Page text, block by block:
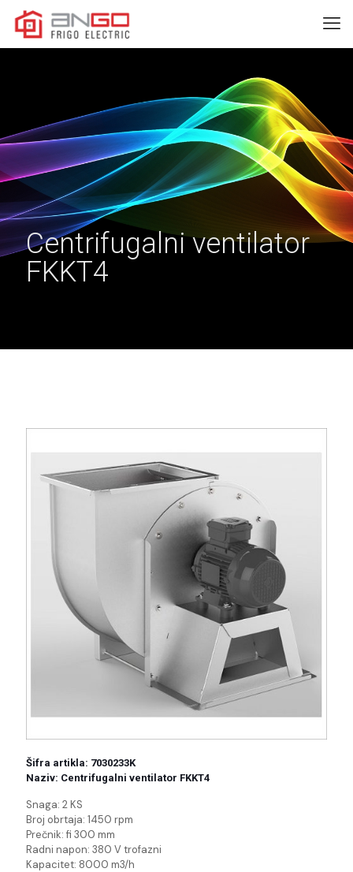
Centrifugalni ventilator
FKKT4
Šifra artikla: 7030233K
Naziv: Centrifugalni ventilator FKKT4
Snaga: 2 KS
Broj obrtaja: 1450 rpm
Prečnik: fi 300 mm
Radni napon: 380 V trofazni
Kapacitet: 8000 m3/h